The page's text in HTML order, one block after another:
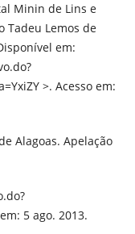
Minin de Lins e
Tadeu Lemos de
em:
>. Acesso em:
Alagoas. Apelação
5 ago. 2013.